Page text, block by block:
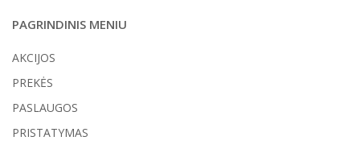
PAGRINDINIS MENIU
AKCIJOS
PREKĖS
PASLAUGOS
PRISTATYMAS